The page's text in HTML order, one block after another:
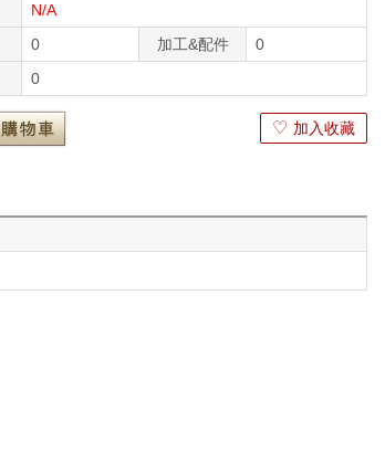
N/A
0 加工&配件
0
0
♡ 加入收藏